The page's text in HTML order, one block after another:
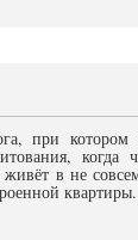
при котором
когда
в не
квартиры.